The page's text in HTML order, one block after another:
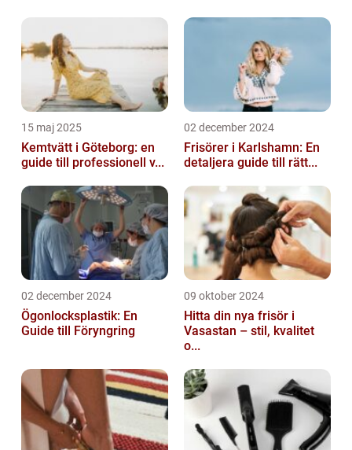
15 maj 2025
Kemtvätt i Göteborg: en
guide till professionell v...
02 december 2024
Frisörer i Karlshamn: En
detaljera guide till rätt...
02 december 2024
Ögonlocksplastik: En
Guide till Föryngring
09 oktober 2024
Hitta din nya frisör i
Vasastan – stil, kvalitet
o...